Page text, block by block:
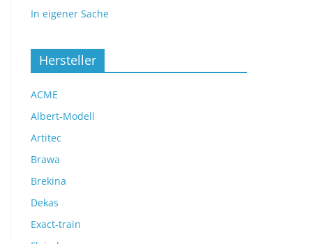
In eigener Sache
Hersteller
ACME
Albert-Modell
Artitec
Brawa
Brekina
Dekas
Exact-train